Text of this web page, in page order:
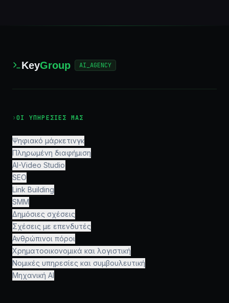
KeyGroup AI_AGENCY
›ΟΙ ΥΠΗΡΕΣΊΕΣ ΜΑΣ
Ψηφιακό μάρκετινγκ
Πληρωμένη διαφήμιση
AI-Video Studio
SEO
Link Building
SMM
Δημόσιες σχέσεις
Σχέσεις με επενδυτές
Ανθρώπινοι πόροι
Χρηματοοικονομικά και λογιστική
Νομικές υπηρεσίες και συμβουλευτική
Μηχανική AI